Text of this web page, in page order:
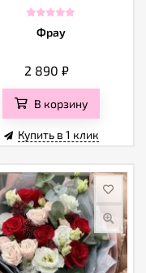
Фрау
2 890 ₽
В корзину
Купить в 1 клик